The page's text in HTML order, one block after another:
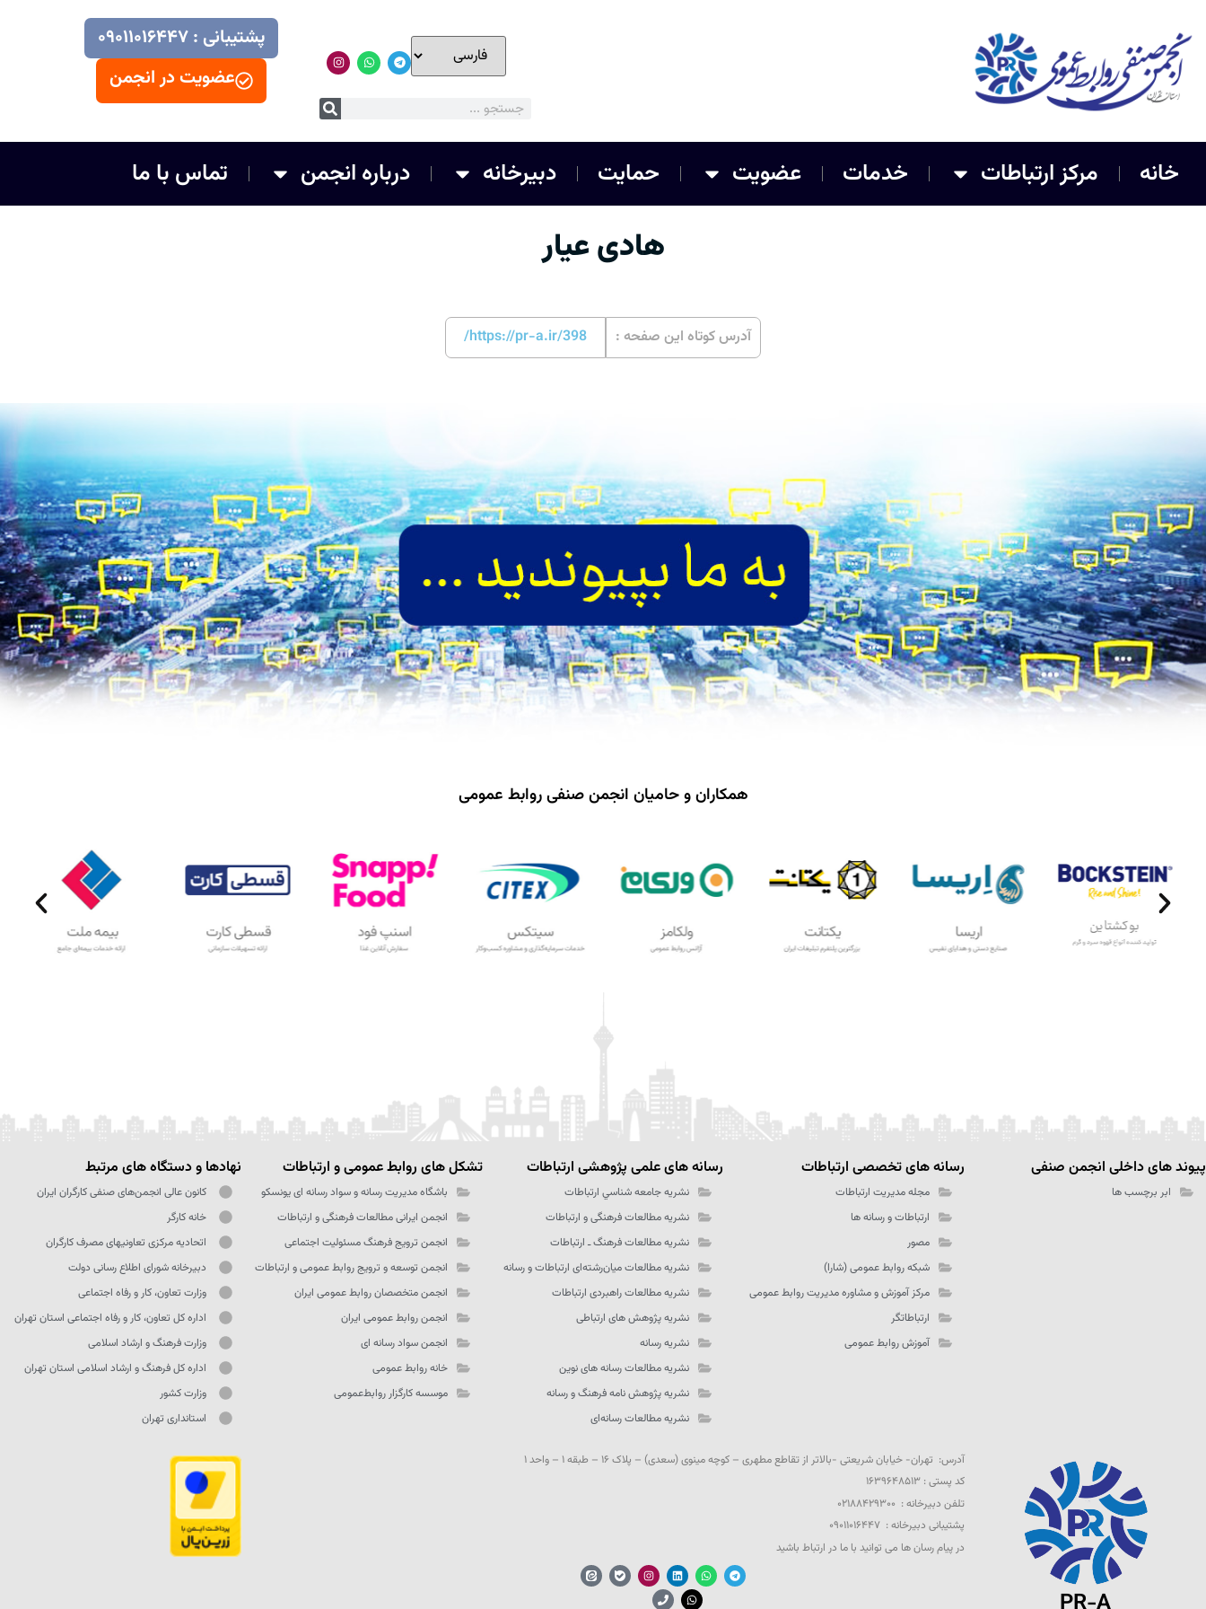
پشتیبانی : ۰۹۰۱۱۰۱۶۴۴۷
عضویت در انجمن
خانه مرکز ارتباطات خدمات عضویت حمایت دبیرخانه درباره انجمن تماس با ما
هادی عیار
آدرس کوتاه این صفحه : https://pr-a.ir/398/
همکاران و حامیان انجمن صنفی روابط عمومی
پیوند های داخلی انجمن صنفی
ابر برچسب ها
رسانه های تخصصی ارتباطات
مجله مدیریت ارتباطات
ارتباطات و رسانه ها
مصور
شبکه روابط عمومی (شارا)
مرکز آموزش و مشاوره مدیریت روابط عمومی
ارتباطاتگر
آموزش روابط عمومی
رسانه های علمی پژوهشی ارتباطات
نشریه جامعه شناسي ارتباطات
نشریه مطالعات فرهنگی و ارتباطات
نشریه مطالعات فرهنگ ـ‌ ارتباطات
نشریه مطالعات میان‌رشته‌ای ارتباطات و رسانه
نشریه مطالعات راهبردی ارتباطات
نشریه پژوهش های ارتباطی
نشریه رسانه
نشریه مطالعات رسانه های نوین
نشریه پژوهش نامه فرهنگ و رسانه
نشریه مطالعات رسانه‌ای
تشکل های روابط عمومی و ارتباطات
باشگاه مدیریت رسانه و سواد رسانه ای یونسکو
انجمن ایرانی مطالعات فرهنگی و ارتباطات
انجمن ترویج فرهنگ مسئولیت اجتماعی
انجمن توسعه و ترویج روابط عمومی و ارتباطات
انجمن متخصصان روابط عمومی ایران
انجمن روابط عمومی ایران
انجمن سواد رسانه ای
خانه روابط عمومی
موسسه کارگزار روابط‌عمومی
نهادها و دستگاه های مرتبط
کانون عالی انجمن‌های صنفی کارگران ایران
خانه کارگر
اتحادیه مرکزی تعاونیهای مصرف کارگران
دبیرخانه شورای اطلاع رسانی دولت
وزارت تعاون، کار و رفاه اجتماعی
اداره کل تعاون، کار و رفاه اجتماعی استان تهران
وزارت فرهنگ و ارشاد اسلامی
اداره کل فرهنگ و ارشاد اسلامی استان تهران
وزارت کشور
استانداری تهران
آدرس: تهران- خیابان شریعتی -بالاتر از تقاطع مطهری – کوچه مینوی (سعدی) – پلاک ۱۶ – طبقه ۱ – واحد ۱
کد پستی : ۱۶۳۹۶۴۸۵۱۳
تلفن دبیرخانه : ۰۲۱۸۸۴۲۹۳۰۰
پشتیبانی دبیرخانه : ۰۹۰۱۱۰۱۶۴۴۷
در پیام رسان ها می توانید با ما در ارتباط باشید